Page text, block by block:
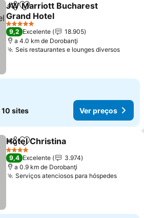
PartilharAdicionar aos favoritos
JW Marriott Bucharest
Grand Hotel
5 Estrelas
9,2 Excelente
18.905
a 4.0 km de Dorobanţi
Seis restaurantes e lounges diversos
10 sites Ver preços
PartilharAdicionar aos favoritos
Hotel Christina
4 Estrelas
9,4 Excelente
3.974
a 0.9 km de Dorobanţi
Serviços atenciosos para hóspedes